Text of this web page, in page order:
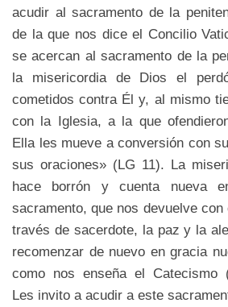
acudir al sacramento de la
de la que nos dice el Concilio
se acercan al sacramento de la
la misericordia de Dios el
cometidos contra Él y, al mismo
con la Iglesia, a la que
Ella les mueve a conversión con
sus oraciones» (LG 11). La
hace borrón y cuenta nueva
sacramento, que nos devuelve
través de sacerdote, la paz y la
recomenzar de nuevo en gracia
como nos enseña el Catecismo
Les invito a acudir a este